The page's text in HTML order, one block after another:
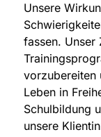
Unsere
fassen. Unser
vorzubereiten
Leben in
Schulbildung
unsere